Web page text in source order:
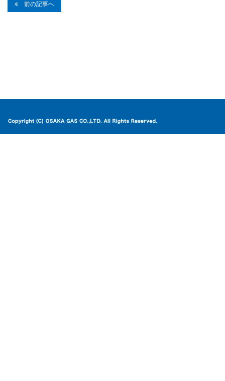
前の記事へ